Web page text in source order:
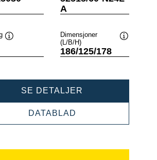
A
Dimensjoner
(L/B/H)
186/125/178
SE DETALJER
DATABLAD